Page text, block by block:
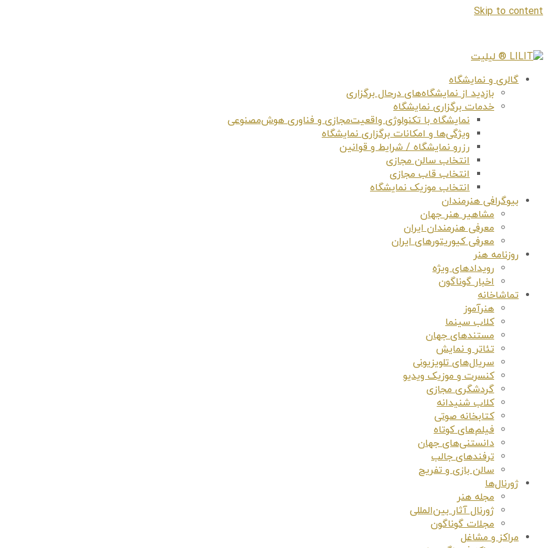
Skip to content
گالری و نمایشگاه
بازدید از نمایشگاه‌های درحال برگزاری
خدمات برگزاری نمایشگاه
نمایشگاه با تکنولوژی واقعیت‌مجازی و فناوری هوش‌مصنوعی
ویژگی‌ها و امکانات برگزاری نمایشگاه
رزرو نمایشگاه / شرایط و قوانین
انتخاب سالن مجازی
انتخاب قاب مجازی
انتخاب موزیک نمایشگاه
بیوگرافی هنرمندان
مشاهیر هنر جهان
معرفی هنرمندان ایران
معرفی کیوریتورهای ایران
روزنامه هنر
رویدادهای ویژه
اخبار گوناگون
تماشاخانه
هنرآموز
کلاب سینما
مستندهای جهان
تئاتر و نمایش
سریال‌های تلویزیونی
کنسرت و موزیک ویدیو
گردشگری مجازی
کلاب شنیدانه
کتابخانه صوتی
فیلم‌های کوتاه
دانستنی‌های جهان
ترفندهای جالب
سالن بازی و تفریح
ژورنال‌ها
مجله هنر
ژورنال آثار بین‌المللی
مجلات گوناگون
مراکز و مشاغل